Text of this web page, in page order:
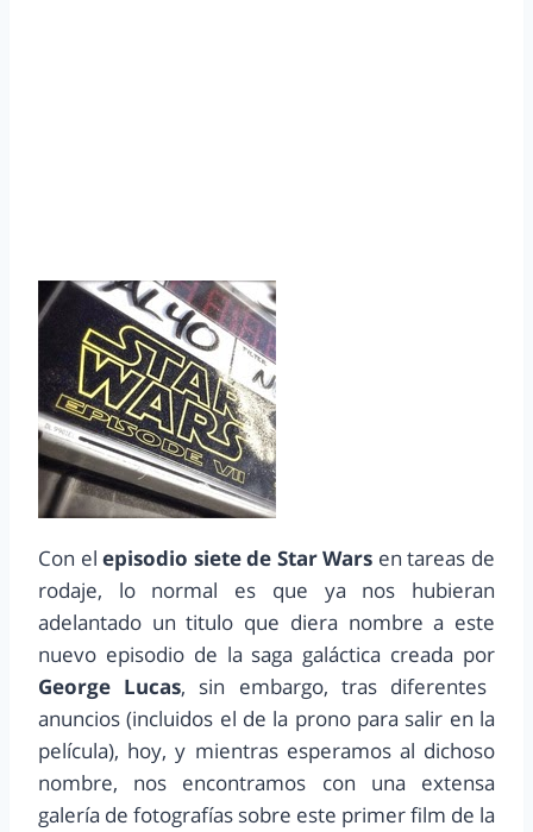
Con el episodio siete de Star Wars en tareas de
rodaje, lo normal es que ya nos hubieran
adelantado un titulo que diera nombre a este
nuevo episodio de la saga galáctica creada por
George Lucas, sin embargo, tras diferentes
anuncios (incluidos el de la prono para salir en la
película), hoy, y mientras esperamos al dichoso
nombre, nos encontramos con una extensa
galería de fotografías sobre este primer film de la